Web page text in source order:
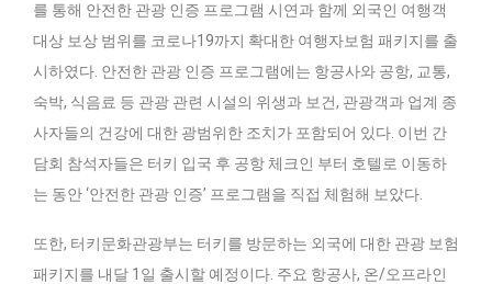
를 통해 안전한 관광 인증 프로그램 시연과 함께 외국인 여행객
대상 보상 범위를 코로나19까지 확대한 여행자보험 패키지를 출
시하였다. 안전한 관광 인증 프로그램에는 항공사와 공항, 교통,
숙박, 식음료 등 관광 관련 시설의 위생과 보건, 관광객과 업계 종
사자들의 건강에 대한 광범위한 조치가 포함되어 있다. 이번 간
담회 참석자들은 터키 입국 후 공항 체크인 부터 호텔로 이동하
는 동안 ‘안전한 관광 인증’ 프로그램을 직접 체험해 보았다.
또한, 터키문화관광부는 터키를 방문하는 외국에 대한 관광 보험
패키지를 내달 1일 출시할 예정이다. 주요 항공사, 온/오프라인